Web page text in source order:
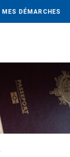
MES DÉMARCHES